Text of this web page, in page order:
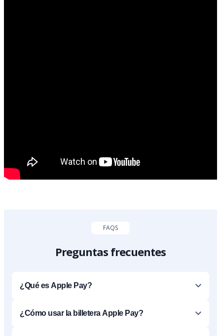
FAQS
Preguntas frecuentes
¿Qué es Apple Pay?
¿Cómo usar la billetera Apple Pay?